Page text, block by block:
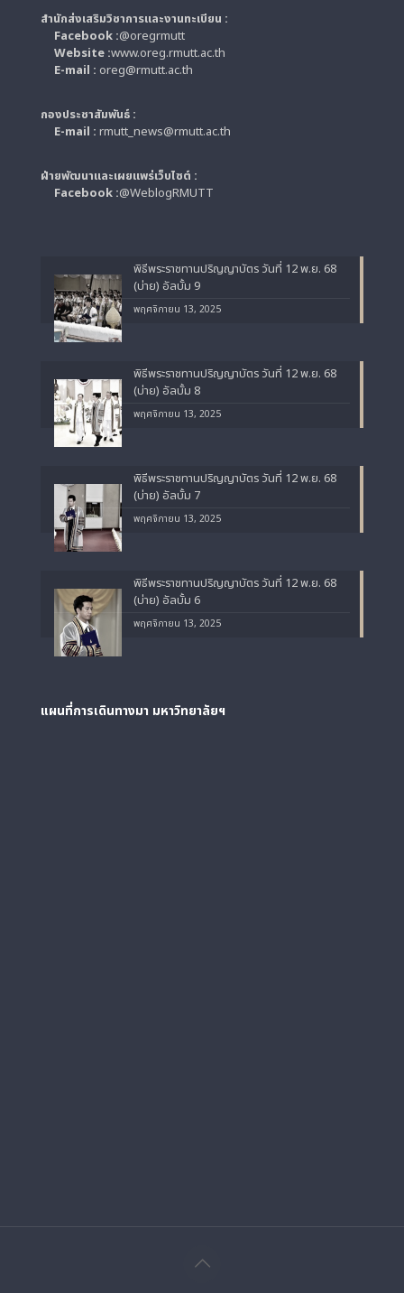
สำนักส่งเสริมวิชาการและงานทะเบียน :
Facebook :@oregrmutt
Website :www.oreg.rmutt.ac.th
E-mail : oreg@rmutt.ac.th
กองประชาสัมพันธ์ :
E-mail : rmutt_news@rmutt.ac.th
ฝ่ายพัฒนาและเผยแพร่เว็บไซต์ :
Facebook :@WeblogRMUTT
พิธีพระราชทานปริญญาบัตร วันที่ 12 พ.ย. 68
(บ่าย) อัลบั้ม 9
พฤศจิกายน 13, 2025
พิธีพระราชทานปริญญาบัตร วันที่ 12 พ.ย. 68
(บ่าย) อัลบั้ม 8
พฤศจิกายน 13, 2025
พิธีพระราชทานปริญญาบัตร วันที่ 12 พ.ย. 68
(บ่าย) อัลบั้ม 7
พฤศจิกายน 13, 2025
พิธีพระราชทานปริญญาบัตร วันที่ 12 พ.ย. 68
(บ่าย) อัลบั้ม 6
พฤศจิกายน 13, 2025
แผนที่การเดินทางมา มหาวิทยาลัยฯ